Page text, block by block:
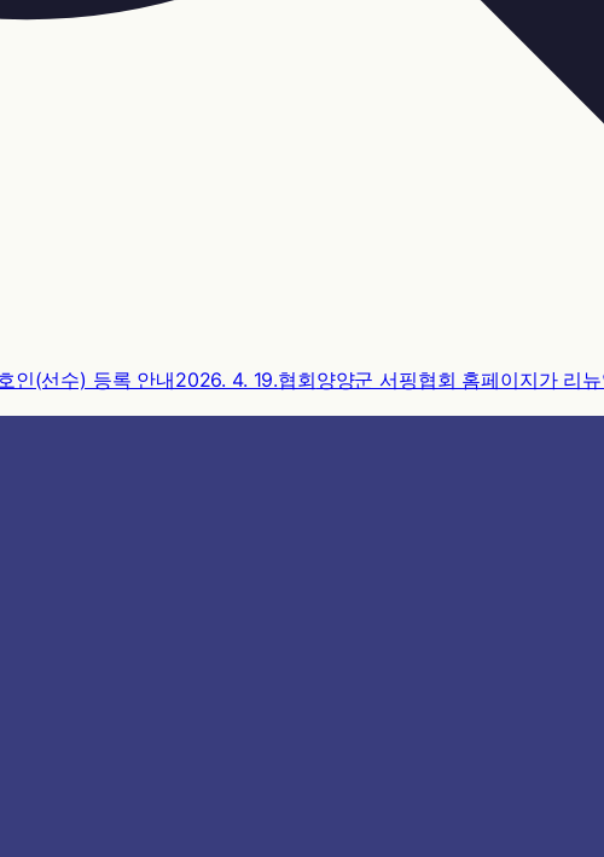
인(선수) 등록 안내2026. 4. 19.협회양양군 서핑협회 홈페이지가 리